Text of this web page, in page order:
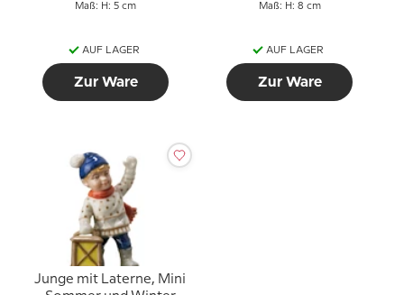
Maß: H: 5 cm
AUF LAGER
Zur Ware
Maß: H: 8 cm
AUF LAGER
Zur Ware
Junge mit Laterne, Mini